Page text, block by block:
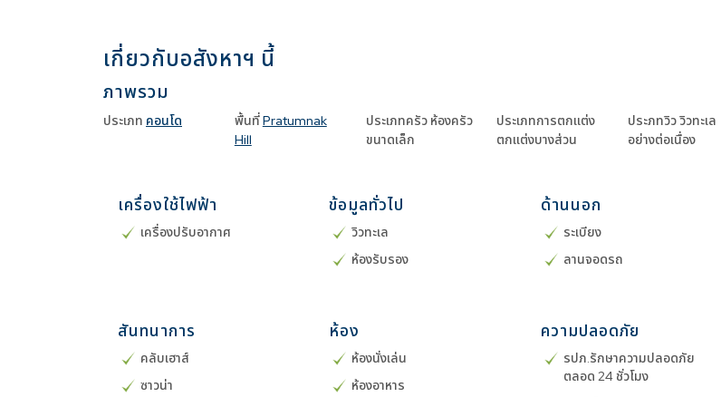
เกี่ยวกับอสังหาฯ นี้
ภาพรวม
ประเภท คอนโด พื้นที่Pratumnak
Hill
ประเภทครัว ห้องครัว
ขนาดเล็ก
ประเภทการตกแต่ง
ตกแต่งบางส่วน
ประภทวิววิวทะเล
อย่างต่อเนื่อง
เครื่องใช้ไฟฟ้า
เครื่องปรับอากาศ
ข้อมูลทั่วไป
วิวทะเล
ห้องรับรอง
ด้านนอก
ระเบียง
ลานจอดรถ
สันทนาการ
คลับเฮาส์
ซาวน่า
ห้อง
ห้องนั่งเล่น
ห้องอาหาร
ความปลอดภัย
รปภ.รักษาความปลอดภัย
ตลอด 24 ชั่วโมง